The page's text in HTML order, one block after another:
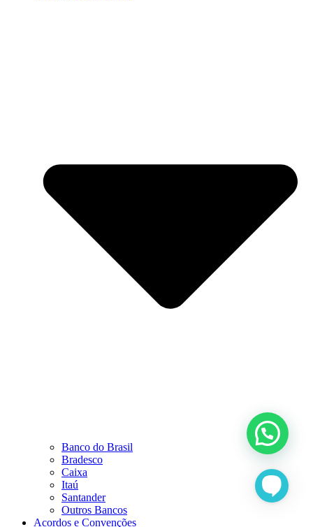
Banco do Brasil
Bradesco
Caixa
Itaú
Santander
Outros Bancos
Acordos e Convenções